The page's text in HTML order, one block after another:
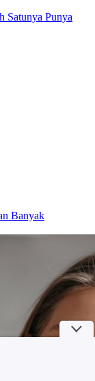
Satunya Punya
Banyak